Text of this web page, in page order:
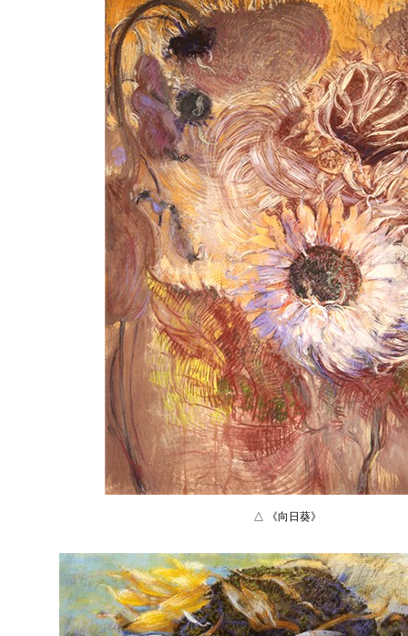
△ 《向日葵》